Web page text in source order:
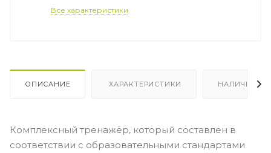
Все характеристики
ОПИСАНИЕ ХАРАКТЕРИСТИКИ НАЛИЧИЕ
Комплексный тренажёр, который составлен в
соответствии с образовательными стандартами